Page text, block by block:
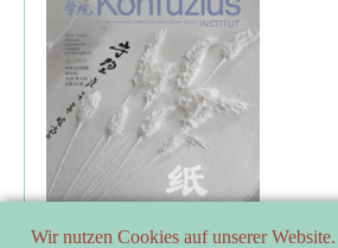
Wir nutzen Cookies auf unserer